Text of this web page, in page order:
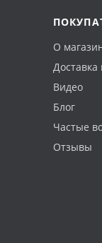
О
Доставка
Видео
Блог
Частые
Отзывы